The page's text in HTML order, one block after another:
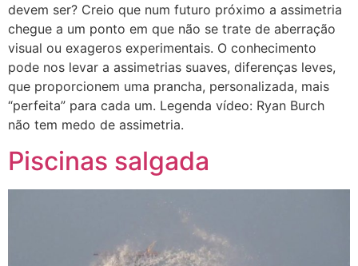
devem ser? Creio que num futuro próximo a assimetria
chegue a um ponto em que não se trate de aberração
visual ou exageros experimentais. O conhecimento
pode nos levar a assimetrias suaves, diferenças leves,
que proporcionem uma prancha, personalizada, mais
“perfeita” para cada um. Legenda vídeo: Ryan Burch
não tem medo de assimetria.
Piscinas salgada